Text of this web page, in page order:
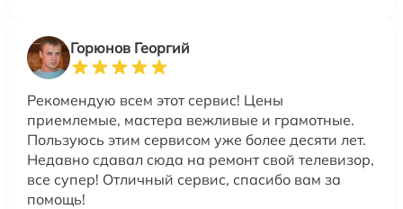
Горюнов Георгий
Рекомендую всем этот сервис! Цены
приемлемые, мастера вежливые и грамотные.
Пользуюсь этим сервисом уже более десяти лет.
Недавно сдавал сюда на ремонт свой телевизор,
все супер! Отличный сервис, спасибо вам за
помощь!